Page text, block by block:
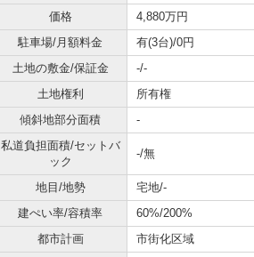
価格
4,880万円
駐車場/月額料金
有(3台)/0円
土地の敷金/保証金
-/-
土地権利
所有権
傾斜地部分面積
-
私道負担面積/セットバ
ック
-/無
地目/地勢 宅地/-
建ぺい率/容積率
60%/200%
都市計画
市街化区域